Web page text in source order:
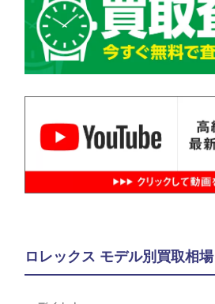
ロレックス モデル別買取相場